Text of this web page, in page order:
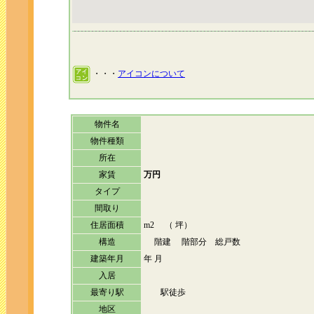
・・・ アイコンについて
物件名
物件種類
所在
家賃
万円
タイプ
間取り
住居面積
m2 （ 坪）
構造
階建 階部分 総戸数
建築年月
年 月
入居
最寄り駅
駅徒歩
地区